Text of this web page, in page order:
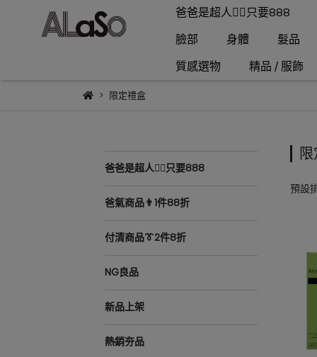
爸爸是超人🦸‍♂️只要888
臉部
身體
髮品
質感選物
精品 / 服飾
限定禮盒
爸爸是超人🦸‍♂️只要888
爸氣商品👨1件88折
付清商品👔2件8折
NG良品
新品上架
熱銷夯品
預設